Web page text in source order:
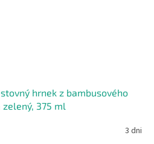
hrnek z bambusového
375 ml
3 dni